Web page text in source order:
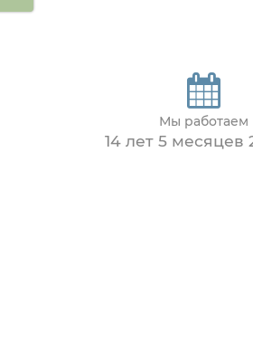
Мы работаем
14 лет 5 месяцев